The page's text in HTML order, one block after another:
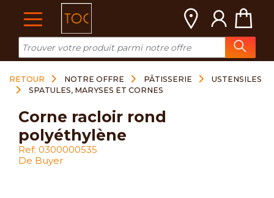
RETOUR NOTRE OFFRE PÂTISSERIE
USTENSILES
SPATULES, MARYSES ET CORNES
corne racloir rond
polyéthylène
Ref: 0300000535
De Buyer
Cookies management panel